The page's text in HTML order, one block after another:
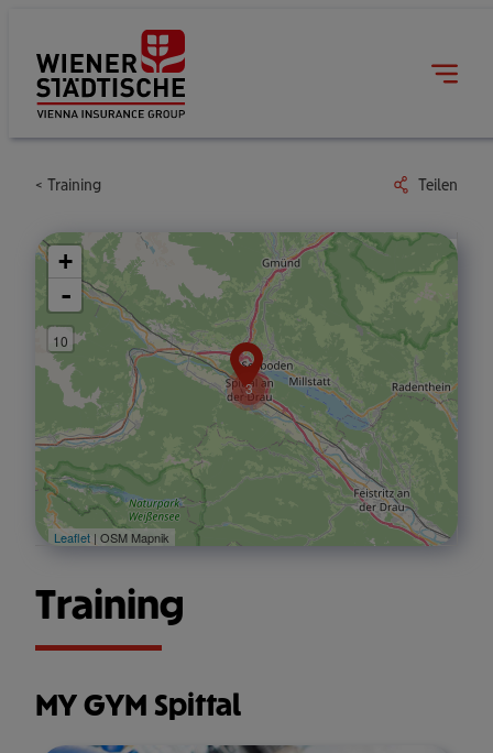
Training Teilen
3
+
-
10
Leaflet| OSM Mapnik
Training
MY GYM Spittal